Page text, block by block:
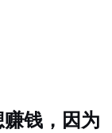
钱，因为